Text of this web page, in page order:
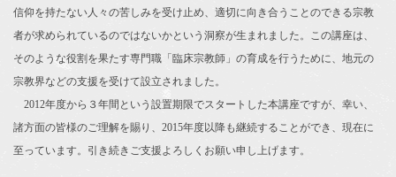
信仰を持たない人々の苦しみを受け止め、適切に向き合うことのできる宗教
者が求められているのではないかという洞察が生まれました。この講座は、
そのような役割を果たす専門職「臨床宗教師」の育成を行うために、地元の
宗教界などの支援を受けて設立されました。
2012年度から３年間という設置期限でスタートした本講座ですが、幸い、
諸方面の皆様のご理解を賜り、2015年度以降も継続することができ、現在に
至っています。引き続きご支援よろしくお願い申し上げます。